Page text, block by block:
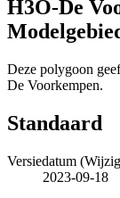
H3O-De
Deze polygoon
De Voorkempen.
Standaard
Versiedatum
2023-09-18